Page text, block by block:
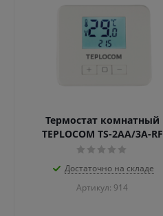
Термостат комнатный
TEPLOCOM TS-2AA/3A-RF
Достаточно на складе
Артикул: 914